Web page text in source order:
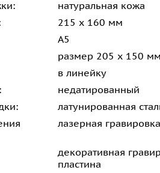
натуральная кожа
215 х 160 мм
А5
размер 205 х 150
в линейку
недатированный
латунированная
лазерная
декоративная
пластина